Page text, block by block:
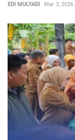
EDI MULYADI Mar 3, 2026